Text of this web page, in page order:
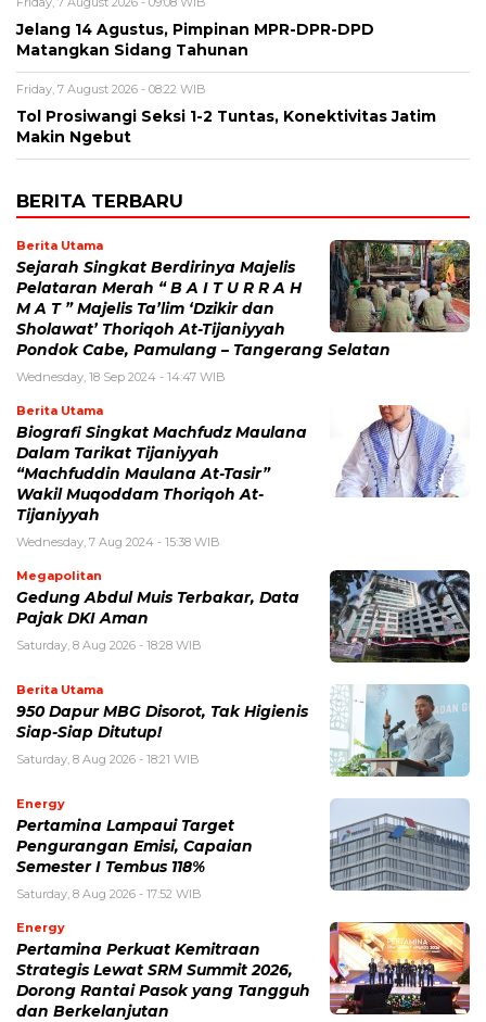
Jelang 14 Agustus, Pimpinan MPR-DPR-DPD
Matangkan Sidang Tahunan
Friday, 7 August 2026 - 08:22 WIB
Tol Prosiwangi Seksi 1-2 Tuntas, Konektivitas Jatim
Makin Ngebut
BERITA TERBARU
Berita Utama
Sejarah Singkat Berdirinya Majelis
Pelataran Merah “ B A I T U R R A H
M A T ” Majelis Ta’lim ‘Dzikir dan
Sholawat’ Thoriqoh At-Tijaniyyah
Pondok Cabe, Pamulang – Tangerang Selatan
Wednesday, 18 Sep 2024 - 14:47 WIB
Berita Utama
Biografi Singkat Machfudz Maulana
Dalam Tarikat Tijaniyyah
“Machfuddin Maulana At-Tasir”
Wakil Muqoddam Thoriqoh At-
Tijaniyyah
Wednesday, 7 Aug 2024 - 15:38 WIB
Megapolitan
Gedung Abdul Muis Terbakar, Data
Pajak DKI Aman
Saturday, 8 Aug 2026 - 18:28 WIB
Berita Utama
950 Dapur MBG Disorot, Tak Higienis
Siap-Siap Ditutup!
Saturday, 8 Aug 2026 - 18:21 WIB
Energy
Pertamina Lampaui Target
Pengurangan Emisi, Capaian
Semester I Tembus 118%
Saturday, 8 Aug 2026 - 17:52 WIB
Energy
Pertamina Perkuat Kemitraan
Strategis Lewat SRM Summit 2026,
Dorong Rantai Pasok yang Tangguh
dan Berkelanjutan